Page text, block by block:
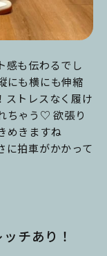
感も伝わるでし
にも横にも伸縮
ストレスなく履け
ちゃう♡ 欲張り
めきますね
に拍車がかかって
チあり！